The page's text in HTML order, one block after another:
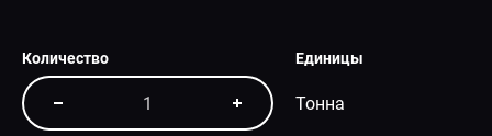
Количество Единицы
Тонна